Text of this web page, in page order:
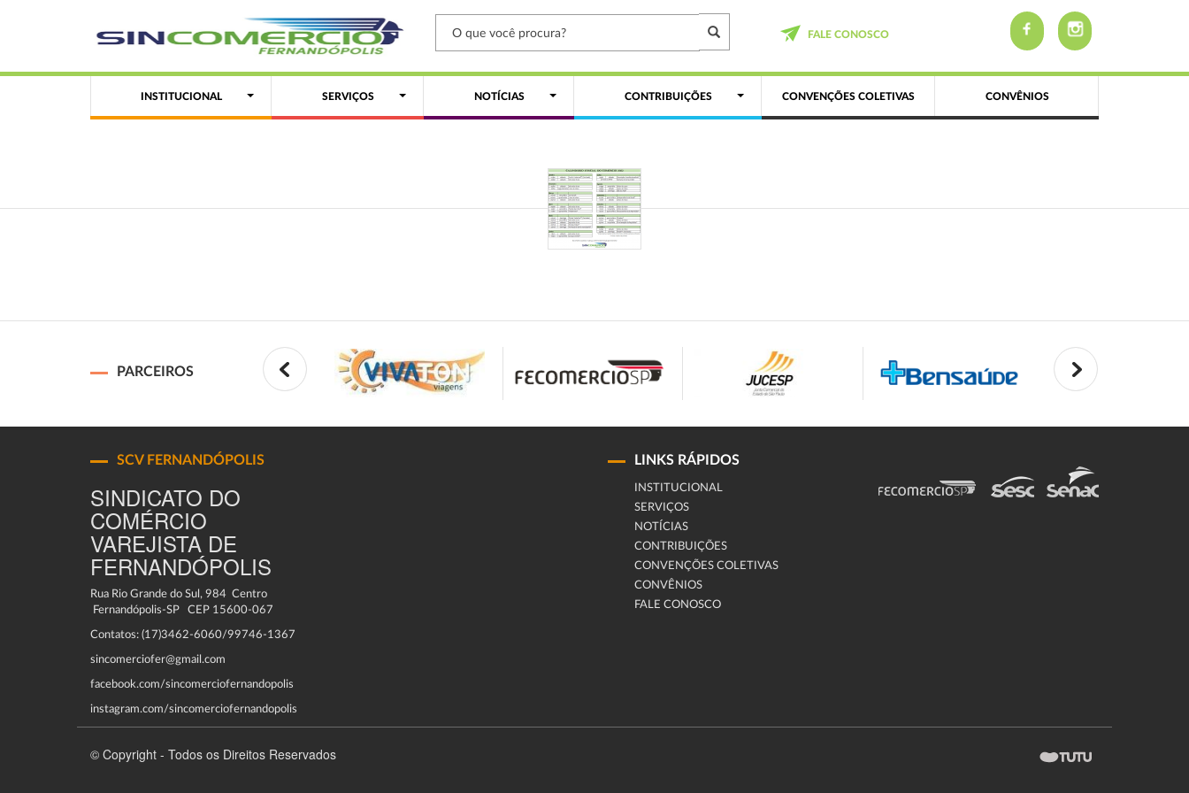
FALE CONOSCO
INSTITUCIONAL SERVIÇOS NOTÍCIAS CONTRIBUIÇÕES CONVENÇÕES COLETIVAS CONVÊNIOS
PARCEIROS
SCV FERNANDÓPOLIS
SINDICATO DO
COMÉRCIO
VAREJISTA DE
FERNANDÓPOLIS
Rua Rio Grande do Sul, 984 Centro
Fernandópolis-SP CEP 15600-067
Contatos: (17)3462-6060/99746-1367
sincomerciofer@gmail.com
facebook.com/sincomerciofernandopolis
instagram.com/sincomerciofernandopolis
LINKS RÁPIDOS
INSTITUCIONAL
SERVIÇOS
NOTÍCIAS
CONTRIBUIÇÕES
CONVENÇÕES COLETIVAS
CONVÊNIOS
FALE CONOSCO
© Copyright - Todos os Direitos Reservados